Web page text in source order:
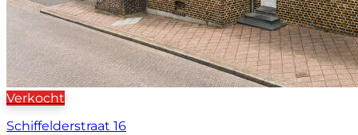
Verkocht
Schiffelderstraat 16